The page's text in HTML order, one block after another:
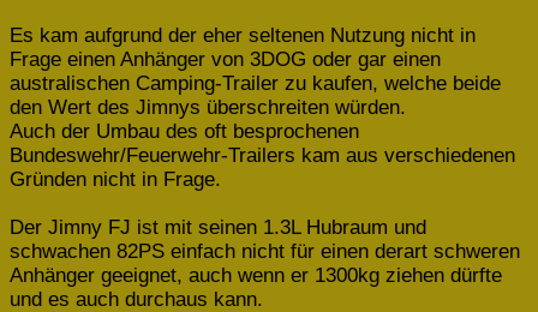
Es kam aufgrund der eher seltenen Nutzung nicht in
Frage einen Anhänger von 3DOG oder gar einen
australischen Camping-Trailer zu kaufen, welche beide
den Wert des Jimnys überschreiten würden.
Auch der Umbau des oft besprochenen
Bundeswehr/Feuerwehr-Trailers kam aus verschiedenen
Gründen nicht in Frage.
Der Jimny FJ ist mit seinen 1.3L Hubraum und
schwachen 82PS einfach nicht für einen derart schweren
Anhänger geeignet, auch wenn er 1300kg ziehen dürfte
und es auch durchaus kann.